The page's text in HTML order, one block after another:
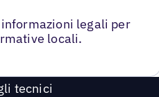
legali per
locali.
tecnici